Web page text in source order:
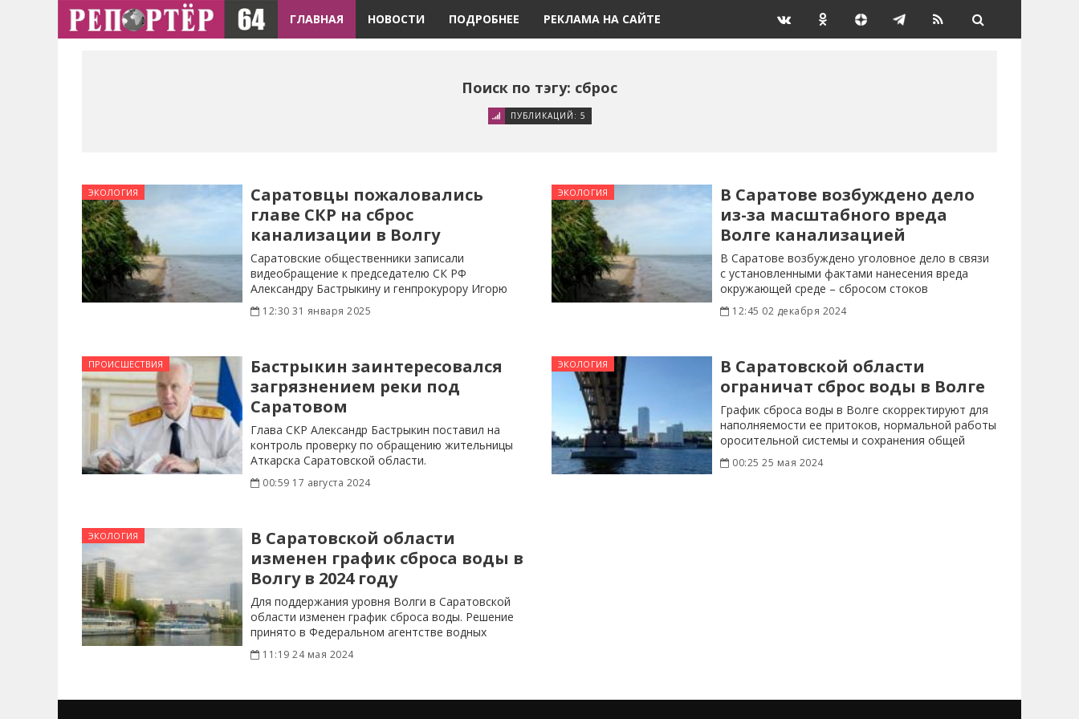
ГЛАВНАЯ НОВОСТИ ПОДРОБНЕЕ РЕКЛАМА НА САЙТЕ
Поиск по тэгу: сброс
ПУБЛИКАЦИЙ: 5
ЭКОЛОГИЯ
Саратовцы пожаловались
главе СКР на сброс
канализации в Волгу
Саратовские общественники записали
видеобращение к председателю СК РФ
Александру Бастрыкину и генпрокурору Игорю
Краснову с жалобой на
12:30 31 января 2025
ЭКОЛОГИЯ
В Саратове возбуждено дело
из-за масштабного вреда
Волге канализацией
В Саратове возбуждено уголовное дело в связи
с установленными фактами нанесения вреда
окружающей среде – сбросом стоков
канализации
12:45 02 декабря 2024
ПРОИСШЕСТВИЯ
Бастрыкин заинтересовался
загрязнением реки под
Саратовом
Глава СКР Александр Бастрыкин поставил на
контроль проверку по обращению жительницы
Аткарска Саратовской области.
00:59 17 августа 2024
ЭКОЛОГИЯ
В Саратовской области
ограничат сброс воды в Волге
График сброса воды в Волге скорректируют для
наполняемости ее притоков, нормальной работы
оросительной системы и сохранения общей
00:25 25 мая 2024
ЭКОЛОГИЯ
В Саратовской области
изменен график сброса воды в
Волгу в 2024 году
Для поддержания уровня Волги в Саратовской
области изменен график сброса воды. Решение
принято в Федеральном агентстве водных
11:19 24 мая 2024